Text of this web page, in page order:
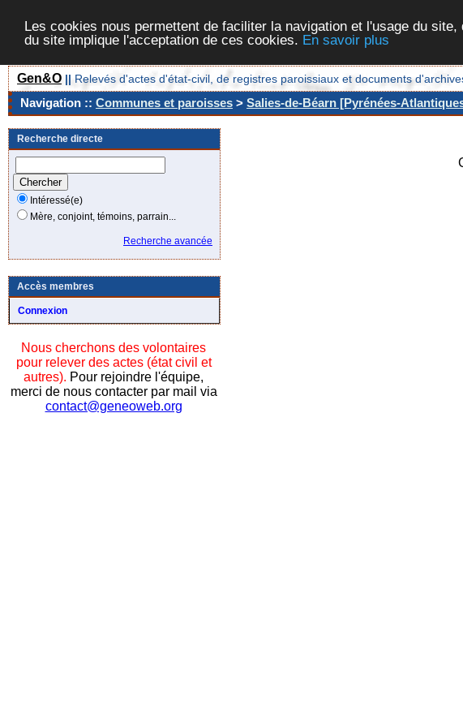
Les cookies nous permettent de faciliter la navigation et l'usage du
du site implique l'acceptation de ces cookies. En savoir plus
Gen&O || Relevés d'actes d'état-civil, de registres paroissiaux et documents
Navigation :: Communes et paroisses > Salies-de-Béarn [Pyrénées-
Recherche directe
Intéressé(e)
Mère, conjoint, témoins, parrain...
Recherche avancée
Accès membres
Connexion
Nous cherchons des volontaires
pour relever des actes (état civil et
autres). Pour rejoindre l'équipe,
merci de nous contacter par mail via
contact@geneoweb.org